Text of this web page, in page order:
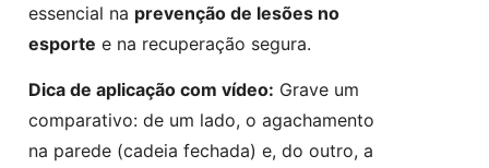
essencial na prevenção de lesões no
esporte e na recuperação segura.
Dica de aplicação com vídeo: Grave um
comparativo: de um lado, o agachamento
na parede (cadeia fechada) e, do outro, a